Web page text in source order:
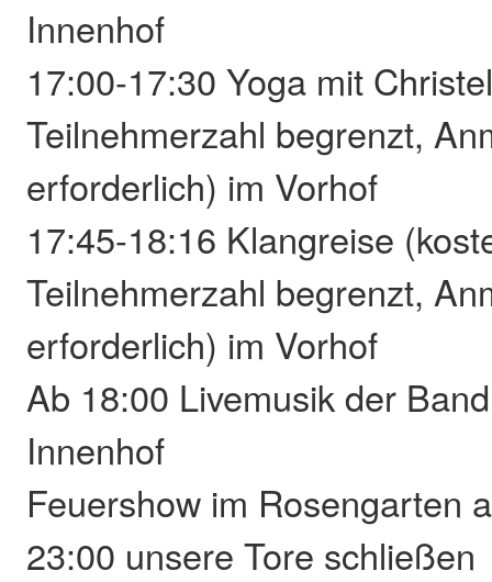
Innenhof
17:00-17:30 Yoga mit
Teilnehmerzahl begrenzt,
erforderlich) im Vorhof
17:45-18:16 Klangreise
Teilnehmerzahl begrenzt,
erforderlich) im Vorhof
Ab 18:00 Livemusik der
Innenhof
Feuershow im Rosengarten
23:00 unsere Tore schließen